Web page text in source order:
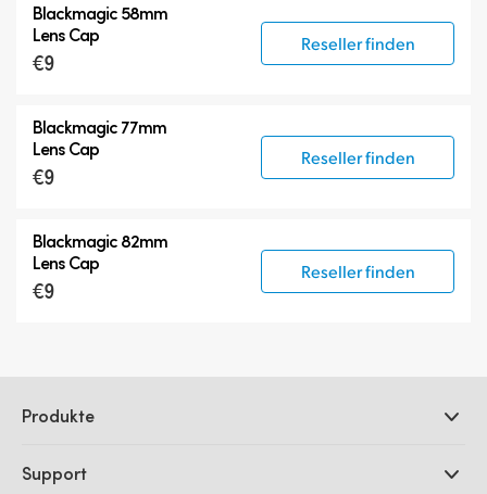
Blackmagic 58mm
Lens Cap
€9
Reseller finden
Blackmagic 77mm
Lens Cap
€9
Reseller finden
Blackmagic 82mm
Lens Cap
€9
Reseller finden
Produkte
DaVinci Resolve und Fusion Software
Support